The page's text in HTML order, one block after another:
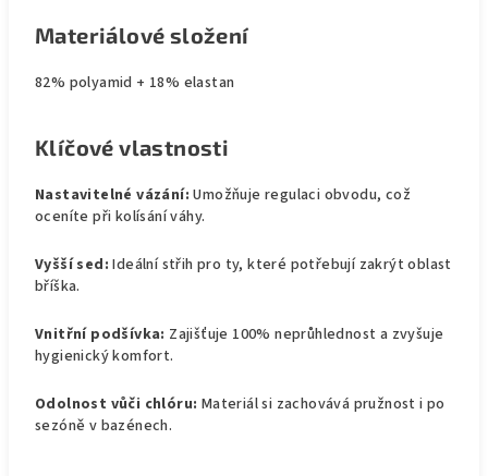
Materiálové složení
82% polyamid + 18% elastan
Klíčové vlastnosti
Nastavitelné vázání:Umožňuje regulaci obvodu, což
oceníte při kolísání váhy.
Vyšší sed: Ideální střih pro ty, které potřebují zakrýt oblast
bříška.
Vnitřní podšívka: Zajišťuje 100% neprůhlednost a zvyšuje
hygienický komfort.
Odolnost vůči chlóru: Materiál si zachovává pružnost i po
sezóně v bazénech.